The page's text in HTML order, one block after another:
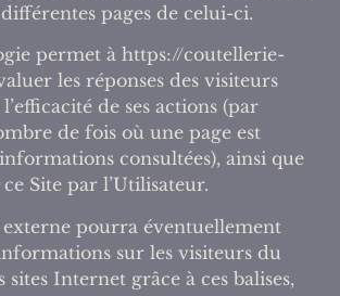
pages de celui-ci.
permet à https://coutellerie-
les réponses des visiteurs
de ses actions (par
de fois où une page est
consultées), ainsi que
Site par l’Utilisateur.
pourra éventuellement
sur les visiteurs du
sites Internet grâce à ces balises,